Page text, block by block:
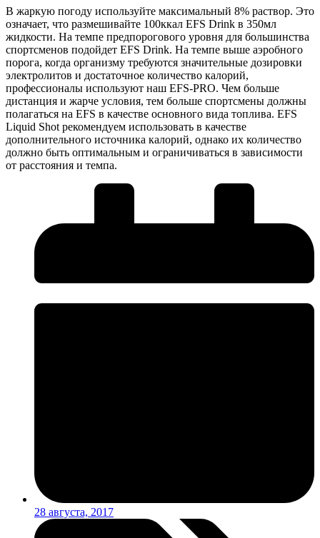
В жаркую погоду используйте максимальный 8% раствор. Это
означает, что размешивайте 100ккал EFS Drink в 350мл
жидкости. На темпе предпорогового уровня для большинства
спортсменов подойдет EFS Drink. На темпе выше аэробного
порога, когда организму требуются значительные дозировки
электролитов и достаточное количество калорий,
профессионалы используют наш EFS-PRO. Чем больше
дистанция и жарче условия, тем больше спортсмены должны
полагаться на EFS в качестве основного вида топлива. EFS
Liquid Shot рекомендуем использовать в качестве
дополнительного источника калорий, однако их количество
должно быть оптимальным и ограничиваться в зависимости
от расстояния и темпа.
28 августа, 2017